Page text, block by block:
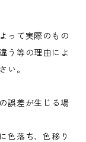
って実際のもの
う等の理由によ
い。
誤差が生じる場
色落ち、色移り